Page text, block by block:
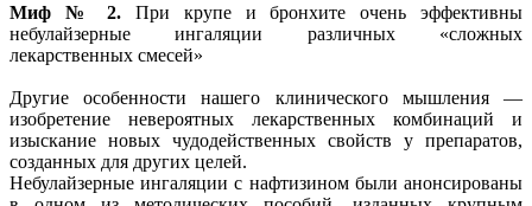
Миф № 2. При крупе и бронхите очень эффективны
небулайзерные ингаляции различных «сложных
лекарственных смесей»
Другие особенности нашего клинического мышления —
изобретение невероятных лекарственных комбинаций и
изыскание новых чудодейственных свойств у препаратов,
созданных для других целей.
Небулайзерные ингаляции с нафтизином были анонсированы